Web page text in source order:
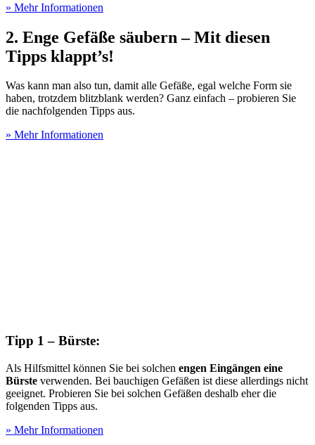
» Mehr Informationen
2. Enge Gefäße säubern – Mit diesen
Tipps klappt’s!
Was kann man also tun, damit alle Gefäße, egal welche Form sie
haben, trotzdem blitzblank werden? Ganz einfach – probieren Sie
die nachfolgenden Tipps aus.
» Mehr Informationen
Tipp 1 – Bürste:
Als Hilfsmittel können Sie bei solchen engen Eingängen eine
Bürste verwenden. Bei bauchigen Gefäßen ist diese allerdings nicht
geeignet. Probieren Sie bei solchen Gefäßen deshalb eher die
folgenden Tipps aus.
» Mehr Informationen